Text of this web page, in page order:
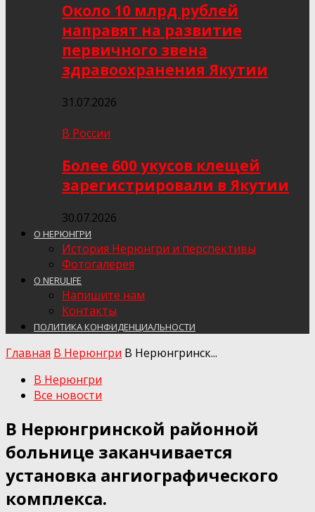
Около 10 млрд рублей
направят на развитие
первичного звена
здравоохранения Якутии
31.07.2026
В России
Более 600 укусов клещей
зарегистрировали в Якутии
30.07.2026
О НЕРЮНГРИ
История Нерюнгри и перспективы
Фотогалерея
О NERULIFE
Напишите нам
Контакты
ПОЛИТИКА КОНФИДЕНЦИАЛЬНОСТИ
Главная В Нерюнгри В Нерюнгринск...
В Нерюнгри
Все новости
В Нерюнгринской районной
больнице заканчивается
установка ангиографического
комплекса.